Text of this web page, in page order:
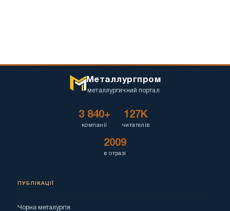
Металлургпром
металлургичний портал
3 840+
компанії
127K
читателів
2009
в отразі
ПУБЛІКАЦІЇ
Чорна металургія